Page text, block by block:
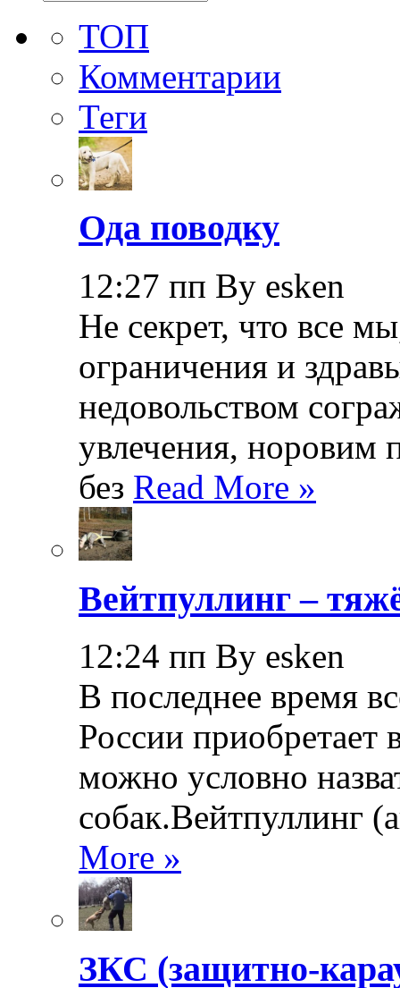
ТОП
Комментарии
Теги
Ода поводку
12:27 пп By esken
Не секрет, что все
ограничения и
недовольством
увлечения, норовим
без Read More »
Вейтпуллинг –
12:24 пп By esken
В последнее время
России приобретает
можно условно
собак.Вейтпуллинг
More »
ЗКС (защитно-